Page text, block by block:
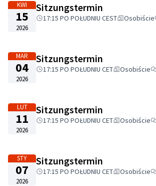
KWI
15
2026
Sitzungstermin
17:15 PO POŁUDNIU CEST Osobiście
MAR
04
2026
Sitzungstermin
17:15 PO POŁUDNIU CET Osobiście
LUT
11
2026
Sitzungstermin
17:15 PO POŁUDNIU CET Osobiście
STY
07
2026
Sitzungstermin
17:15 PO POŁUDNIU CET Osobiście